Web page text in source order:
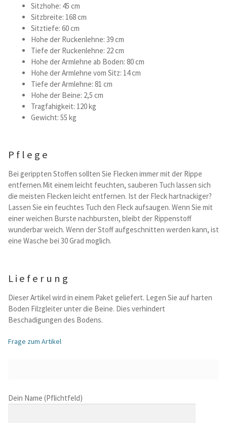
Sitzhohe: 45 cm
Sitzbreite: 168 cm
Sitztiefe: 60 cm
Hohe der Ruckenlehne: 39 cm
Tiefe der Ruckenlehne: 22 cm
Hohe der Armlehne ab Boden: 80 cm
Hohe der Armlehne vom Sitz: 14 cm
Tiefe der Armlehne: 81 cm
Hohe der Beine: 2,5 cm
Tragfahigkeit: 120 kg
Gewicht: 55 kg
Pflege
Bei gerippten Stoffen sollten Sie Flecken immer mit der Rippe
entfernen.Mit einem leicht feuchten, sauberen Tuch lassen sich
die meisten Flecken leicht entfernen. Ist der Fleck hartnackiger?
Lassen Sie ein feuchtes Tuch den Fleck aufsaugen. Wenn Sie mit
einer weichen Burste nachbursten, bleibt der Rippenstoff
wunderbar weich. Wenn der Stoff aufgeschnitten werden kann, ist
eine Wasche bei 30 Grad moglich.
Lieferung
Dieser Artikel wird in einem Paket geliefert. Legen Sie auf harten
Boden Filzgleiter unter die Beine. Dies verhindert
Beschadigungen des Bodens.
Frage zum Artikel
B
Dein Name (Pflichtfeld)